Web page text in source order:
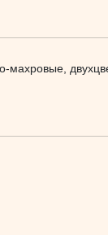
махровые,